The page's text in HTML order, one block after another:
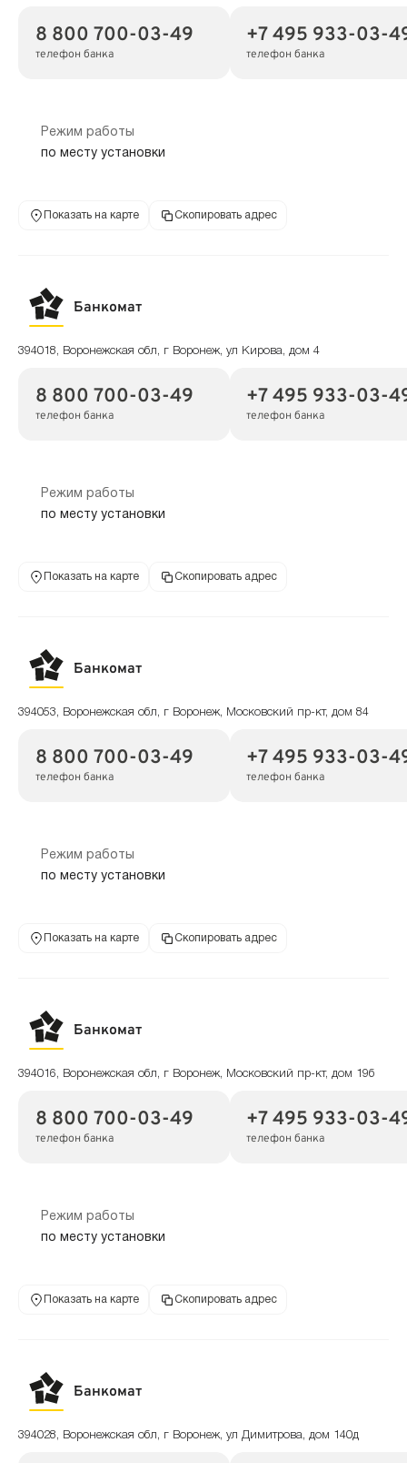
8 800 700-03-49
телефон банка
+7 495 933-03-
телефон банка
Режим работы
по месту установки
Показать на карте Скопировать адрес
Банкомат
394018, Воронежская обл, г Воронеж, ул Кирова, дом 4
8 800 700-03-49
телефон банка
+7 495 933-03-
телефон банка
Режим работы
по месту установки
Показать на карте Скопировать адрес
Банкомат
394053, Воронежская обл, г Воронеж, Московский пр-кт, дом 84
8 800 700-03-49
телефон банка
+7 495 933-03-
телефон банка
Режим работы
по месту установки
Показать на карте Скопировать адрес
Банкомат
394016, Воронежская обл, г Воронеж, Московский пр-кт, дом 19б
8 800 700-03-49
телефон банка
+7 495 933-03-
телефон банка
Режим работы
по месту установки
Показать на карте Скопировать адрес
Банкомат
394028, Воронежская обл, г Воронеж, ул Димитрова, дом 140д